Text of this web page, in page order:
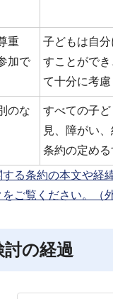
重
加で
子どもは自
すことがで
て十分に考慮
のな
すべての子
見、障がい
条約の定め
る条約の本文や経
ご覧ください。（
の経過